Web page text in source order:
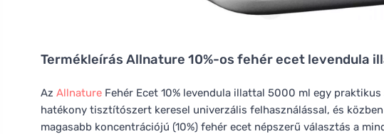
Termékleírás Allnature 10%-os fehér ecet levendula
Az Allnature Fehér Ecet 10% levendula illattal 5000 ml egy
hatékony tisztítószert keresel univerzális felhasználással, és
magasabb koncentrációjú (10%) fehér ecet népszerű választás a